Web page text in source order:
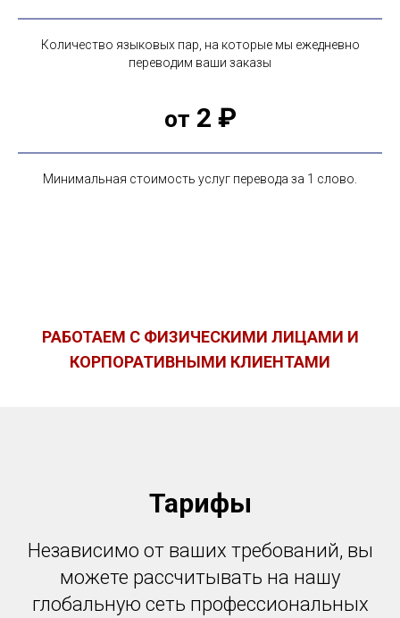
Количество языковых пар, на которые мы ежедневно
переводим ваши заказы
от 2 ₽
Минимальная стоимость услуг перевода за 1 слово.
РАБОТАЕМ С ФИЗИЧЕСКИМИ ЛИЦАМИ И
КОРПОРАТИВНЫМИ КЛИЕНТАМИ
Тарифы
Независимо от ваших требований, вы
можете рассчитывать на нашу
глобальную сеть профессиональных